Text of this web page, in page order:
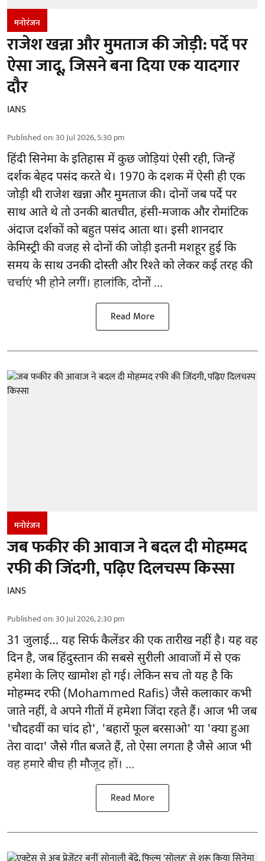
मनोरंजन
राजेश खन्ना और मुमताज की जोड़ी: पर्दे पर
ऐसा जादू, जिसने बना दिया एक यादगार
दौर
IANS
Published on:30 Jul 2026, 5:30 pm
हिंदी सिनेमा के इतिहास में कुछ जोड़ियां ऐसी रही, जिन्हें
दर्शक बेहद पसंद करते थे। 1970 के दशक में ऐसी ही एक
जोड़ी थी राजेश खन्ना और मुमताज की। दोनों जब पर्दे पर
साथ आते थे तो उनकी बातचीत, हंसी-मजाक और रोमांटिक
अंदाज दर्शकों को बहुत पसंद आता था। इसी शानदार
केमिस्ट्री की वजह से दोनों की जोड़ी इतनी मशहूर हुई कि
समय के साथ उनकी दोस्ती और रिश्ते को लेकर कई तरह की
चर्चाएं भी होने लगीं। हालांकि, दोनों ...
Read More
मनोरंजन
जब फकीर की आवाज ने बदल दी मोहम्मद
रफी की जिंदगी, पढ़िए दिलचस्प किस्सा
IANS
Published on:30 Jul 2026, 2:30 pm
31 जुलाई… यह सिर्फ कैलेंडर की एक तारीख नहीं है। यह वह
दिन है, जब हिंदुस्तान की सबसे सुरीली आवाजों में से एक
हमेशा के लिए खामोश हो गई। लेकिन सच तो यह है कि
मोहम्मद रफी (Mohammed Rafis) जैसे कलाकार कभी
जाते नहीं, वे अपने गीतों में हमेशा जिंदा रहते हैं। आज भी जब
'चौदहवीं का चांद हो', 'बहारों फूल बरसाओ' या 'क्या हुआ
तेरा वादा' जैसे गीत बजते हैं, तो ऐसा लगता है जैसे आज भी
वह हमारे बीच ही मौजूद हों। ...
Read More